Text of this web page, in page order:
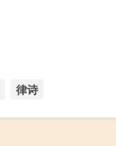
律诗